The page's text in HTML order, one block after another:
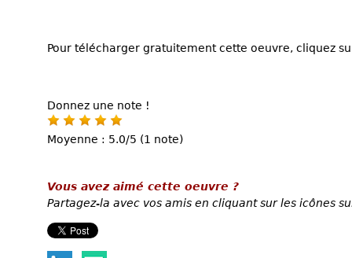
Pour télécharger gratuitement cette oeuvre, cliquez
Donnez une note !
Moyenne : 5.0/5 (1 note)
Vous avez aimé cette oeuvre ?
Partagez-la avec vos amis en cliquant sur les icônes